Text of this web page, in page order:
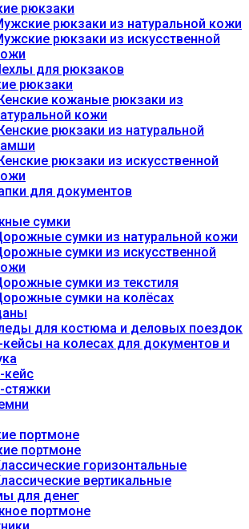
рюкзаки
рюкзаки из натуральной кожи
рюкзаки из искусственной
для рюкзаков
рюкзаки
кожаные рюкзаки из
кожи
рюкзаки из натуральной
рюкзаки из искусственной
для документов
сумки
сумки из натуральной кожи
сумки из искусственной
сумки из текстиля
сумки на колёсах
для костюма и деловых поездок
на колесах для документов и
кейс
стяжки
портмоне
портмоне
горизонтальные
вертикальные
для денег
портмоне